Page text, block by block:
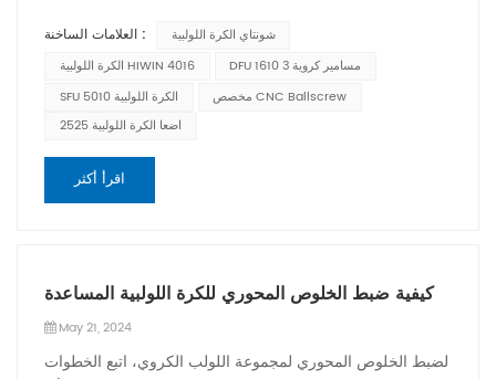
من خليط من الزيوت الأساسية والمواد المضافة. تسمح خصائص
اللزوجة والالتصاق العالية لها بالالتصاق بسطح اللولب الكروي
وتوفير تزييت وحماية طويل الأمد. بالمقارنة، مواد التشحيم عادة
ما تكون رقيقة ولا تلتصق بشكل جيد بالمسمار الكروي. يتطلب
بما في ذلك درجة حرارة التشغيل المحيطة، وسرعة تشغيل
اللولب الكروي، والحمل، وتوصيات الشركة المصنعة. تشمل أنواع
والشحوم عالية السرعة. يوصى عمومًا باختيار الشحم المصمم
خصيصًا للبراغي الكروية وإجراء عمليات التشحيم والاستبدال
بشكل منتظم وفقًا لمتطلبات الشركة المصنعة. للحصول على
أفضل اختيار للشحوم لتطبيق معين، من الأفضل استشارة
العلامات الساخنة :
شونتاي الكرة اللولبية
الكرة اللولبية HIWIN 4016
DFU 1610 3 مسامير كروية
SFU 5010 الكرة اللولبية
مخصص CNC Ballscrew
اضعا الكرة اللولبية 2525
اقرأ أكثر
كيفية ضبط الخلوص المحوري للكرة اللولبية المساعدة
May 21, 2024
لضبط الخلوص المحوري لمجموعة اللولب الكروي، اتبع الخطوات